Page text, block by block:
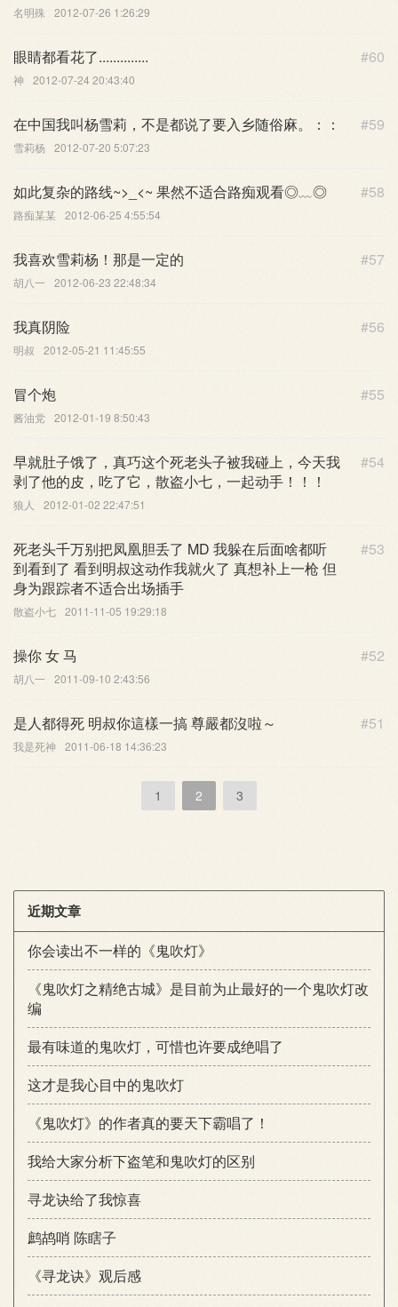
名明殊 2012-07-26 1:26:29
#60
眼睛都看花了..............
神 2012-07-24 20:43:40
#59
在中国我叫杨雪莉，不是都说了要入乡随俗麻。：：
雪莉杨 2012-07-20 5:07:23
#58
如此复杂的路线~>_<~ 果然不适合路痴观看◎﹏◎
路痴某某 2012-06-25 4:55:54
#57
我喜欢雪莉杨！那是一定的
胡八一 2012-06-23 22:48:34
#56
我真阴险
明叔 2012-05-21 11:45:55
#55
冒个炮
酱油党 2012-01-19 8:50:43
#54
早就肚子饿了，真巧这个死老头子被我碰上，今天我
剥了他的皮，吃了它，散盗小七，一起动手！！！
狼人 2012-01-02 22:47:51
#53
死老头千万别把凤凰胆丢了 MD 我躲在后面啥都听
到看到了 看到明叔这动作我就火了 真想补上一枪 但
身为跟踪者不适合出场插手
散盗小七 2011-11-05 19:29:18
#52
操你 女 马
胡八一 2011-09-10 2:43:56
#51
是人都得死 明叔你這樣一搞 尊嚴都沒啦～
我是死神 2011-06-18 14:36:23
1 2 3
近期文章
你会读出不一样的《鬼吹灯》
《鬼吹灯之精绝古城》是目前为止最好的一个鬼吹灯改
编
最有味道的鬼吹灯，可惜也许要成绝唱了
这才是我心目中的鬼吹灯
《鬼吹灯》的作者真的要天下霸唱了！
我给大家分析下盗笔和鬼吹灯的区别
寻龙诀给了我惊喜
鹧鸪哨 陈瞎子
《寻龙诀》观后感